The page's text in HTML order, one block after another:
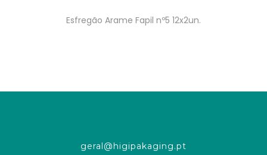
Esfregão Arame Fapil nº5 12x2un.
geral@higipakaging.pt